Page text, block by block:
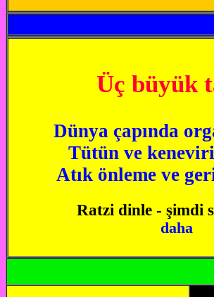
Üç büyük
Dünya çapında
Tütün ve
Atık önleme ve
Ratzi dinle - şimdi
daha